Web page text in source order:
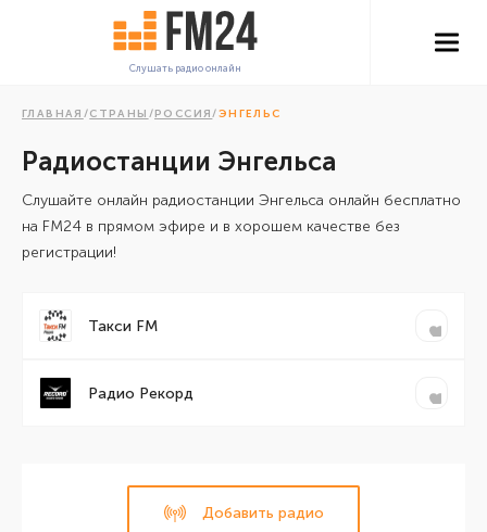
Слушать радио онлайн
ГЛАВНАЯ /СТРАНЫ /РОССИЯ/ЭНГЕЛЬС
Радиостанции Энгельса
Cлушайте онлайн радиостанции Энгельса онлайн бесплатно
на FM24 в прямом эфире и в хорошем качестве без
регистрации!
Такси FM
Радио Рекорд
Добавить радио